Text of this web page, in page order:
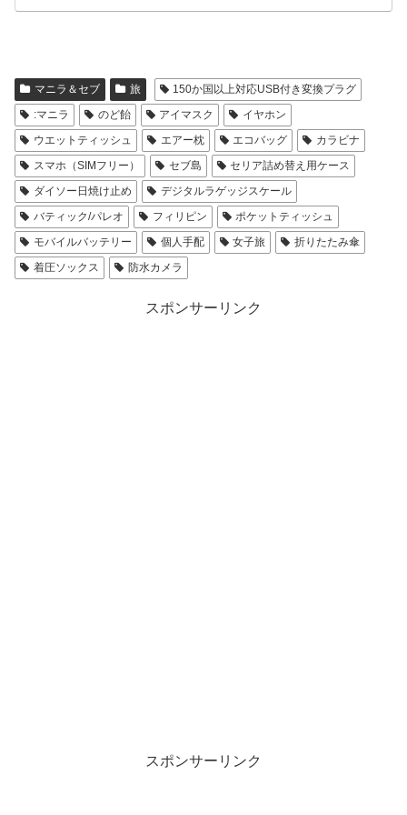
マニラ＆セブ 旅
150か国以上対応USB付き変換プラグ
:マニラ
のど飴 アイマスク
イヤホン
ウエットティッシュ
エアー枕 エコバッグ
カラビナ
スマホ（SIMフリー）
セブ島
セリア詰め替え用ケース
ダイソー日焼け止め
デジタルラゲッジスケール
バティック/パレオ
フィリピン
ポケットティッシュ
モバイルバッテリー
個人手配 女子旅
折りたたみ傘
着圧ソックス
防水カメラ
スポンサーリンク
スポンサーリンク